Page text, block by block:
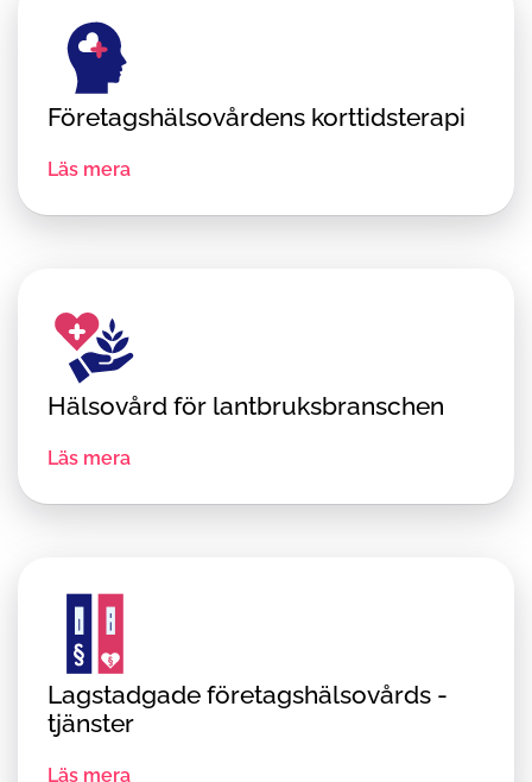
Företags­hälsovårdens korttidsterapi
Läs mera
Hälsovård för lantbruksbranschen
Läs mera
Lagstadgade företagshälsovårds ­
tjänster
Läs mera